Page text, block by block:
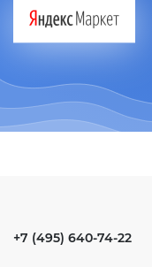
+7 (495) 640-74-22